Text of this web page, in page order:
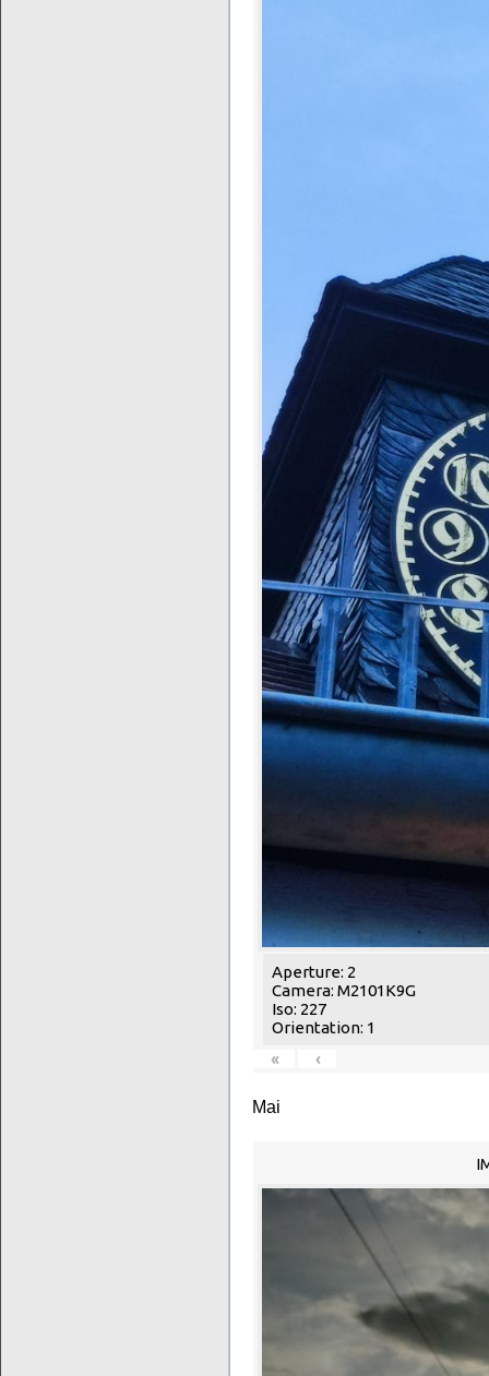
Aperture: 2
Camera: M2101K9G
Iso: 227
Orientation: 1
«
‹
Mai